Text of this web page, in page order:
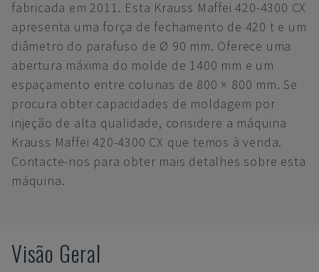
fabricada em 2011. Esta Krauss Maffei 420-4300 CX
apresenta uma força de fechamento de 420 t e um
diâmetro do parafuso de Ø 90 mm. Oferece uma
abertura máxima do molde de 1400 mm e um
espaçamento entre colunas de 800 × 800 mm. Se
procura obter capacidades de moldagem por
injeção de alta qualidade, considere a máquina
Krauss Maffei 420-4300 CX que temos à venda.
Contacte-nos para obter mais detalhes sobre esta
máquina.
Visão Geral